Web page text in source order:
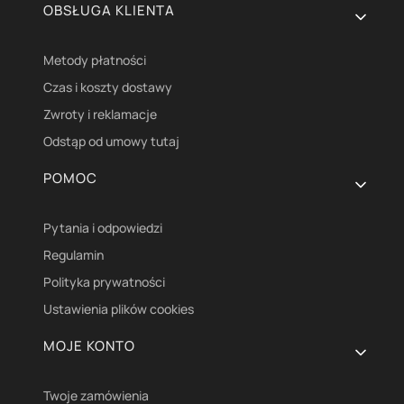
OBSŁUGA KLIENTA
Metody płatności
Czas i koszty dostawy
Zwroty i reklamacje
Odstąp od umowy tutaj
POMOC
Pytania i odpowiedzi
Regulamin
Polityka prywatności
Ustawienia plików cookies
MOJE KONTO
Twoje zamówienia